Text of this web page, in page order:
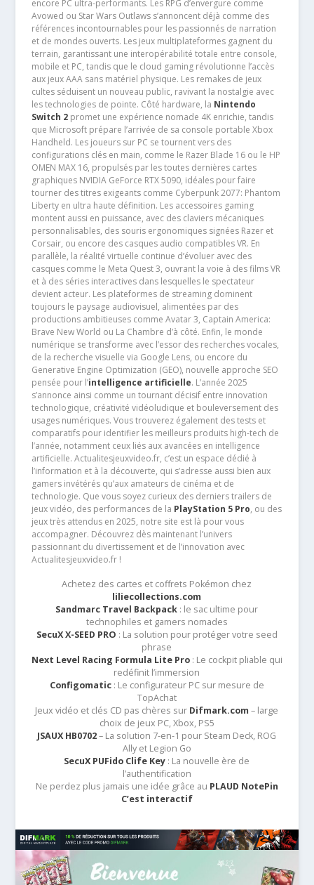
encore PC ultra-performants. Les RPG d’envergure comme
Avowed ou Star Wars Outlaws s’annoncent déjà comme des
références incontournables pour les passionnés de narration
et de mondes ouverts. Les jeux multiplateformes gagnent du
terrain, garantissant une interopérabilité totale entre console,
mobile et PC, tandis que le cloud gaming révolutionne l’accès
aux jeux AAA sans matériel physique. Les remakes de jeux
cultes séduisent un nouveau public, ravivant la nostalgie avec
les technologies de pointe. Côté hardware, la Nintendo
Switch 2promet une expérience nomade 4K enrichie, tandis
que Microsoft prépare l’arrivée de sa console portable Xbox
Handheld. Les joueurs sur PC se tournent vers des
configurations clés en main, comme le Razer Blade 16 ou le HP
OMEN MAX 16, propulsés par les toutes dernières cartes
graphiques NVIDIA GeForce RTX 5090, idéales pour faire
tourner des titres exigeants comme Cyberpunk 2077: Phantom
Liberty en ultra haute définition. Les accessoires gaming
montent aussi en puissance, avec des claviers mécaniques
personnalisables, des souris ergonomiques signées Razer et
Corsair, ou encore des casques audio compatibles VR. En
parallèle, la réalité virtuelle continue d’évoluer avec des
casques comme le Meta Quest 3, ouvrant la voie à des films VR
et à des séries interactives dans lesquelles le spectateur
devient acteur. Les plateformes de streaming dominent
toujours le paysage audiovisuel, alimentées par des
productions ambitieuses comme Avatar 3, Captain America:
Brave New World ou La Chambre d’à côté. Enfin, le monde
numérique se transforme avec l’essor des recherches vocales,
de la recherche visuelle via Google Lens, ou encore du
Generative Engine Optimization (GEO), nouvelle approche SEO
pensée pour l’intelligence artificielle. L’année 2025
s’annonce ainsi comme un tournant décisif entre innovation
technologique, créativité vidéoludique et bouleversement des
usages numériques. Vous trouverez également des tests et
comparatifs pour identifier les meilleurs produits high-tech de
l’année, notamment ceux liés aux avancées en intelligence
artificielle. Actualitesjeuxvideo.fr, c’est un espace dédié à
l’information et à la découverte, qui s’adresse aussi bien aux
gamers invétérés qu’aux amateurs de cinéma et de
technologie. Que vous soyez curieux des derniers trailers de
jeux vidéo, des performances de la PlayStation 5 Pro, ou des
jeux très attendus en 2025, notre site est là pour vous
accompagner. Découvrez dès maintenant l’univers
passionnant du divertissement et de l’innovation avec
Actualitesjeuxvideo.fr !
Achetez des cartes et coffrets Pokémon chez
liliecollections.com
Sandmarc Travel Backpack : le sac ultime pour
technophiles et gamers nomades
SecuX X-SEED PRO : La solution pour protéger votre seed
phrase
Next Level Racing Formula Lite Pro: Le cockpit pliable qui
redéfinit l’immersion
Configomatic: Le configurateur PC sur mesure de
TopAchat
Jeux vidéo et clés CD pas chères sur Difmark.com – large
choix de jeux PC, Xbox, PS5
JSAUX HB0702– La solution 7-en-1 pour Steam Deck, ROG
Ally et Legion Go
SecuX PUFido Clife Key : La nouvelle ère de
l’authentification
Ne perdez plus jamais une idée grâce au PLAUD NotePin
C’est interactif